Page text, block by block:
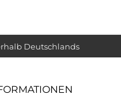
Deutschlands